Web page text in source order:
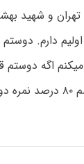
تهران و
من فکر میکنم اگه
شم چون همینجوریشم